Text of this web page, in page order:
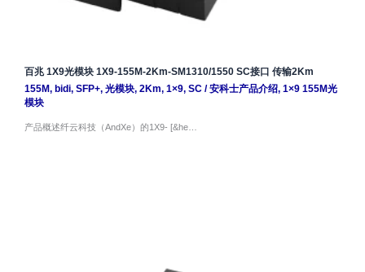
百兆 1X9光模块 1X9-155M-2Km-SM1310/1550 SC接口 传输2Km
155M, bidi, SFP+, 光模块, 2Km, 1×9, SC/安科士产品介绍, 1×9 155M光
模块
产品概述纤云科技（AndXe）的1X9- [&he…